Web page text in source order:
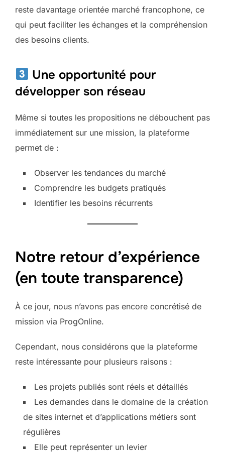
reste davantage orientée marché francophone, ce
qui peut faciliter les échanges et la compréhension
des besoins clients.
Une opportunité pour
développer son réseau
Même si toutes les propositions ne débouchent pas
immédiatement sur une mission, la plateforme
permet de :
Observer les tendances du marché
Comprendre les budgets pratiqués
Identifier les besoins récurrents
Notre retour d’expérience
(en toute transparence)
À ce jour, nous n’avons pas encore concrétisé de
mission via ProgOnline.
Cependant, nous considérons que la plateforme
reste intéressante pour plusieurs raisons :
Les projets publiés sont réels et détaillés
Les demandes dans le domaine de la création
de sites internet et d’applications métiers sont
régulières
Elle peut représenter un levier